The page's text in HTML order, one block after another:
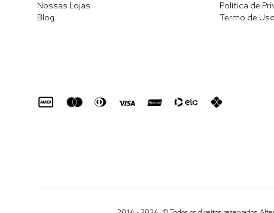
Nossas Lojas
Blog
Política de
Termo de Uso